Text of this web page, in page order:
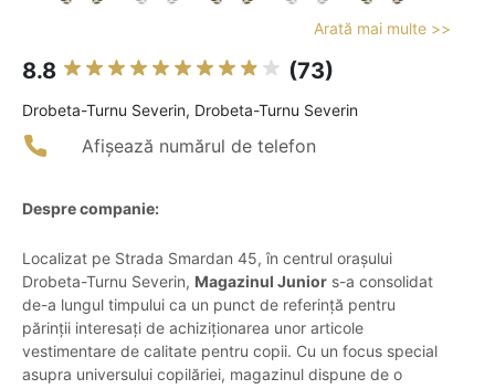
Arată mai multe >>
8.8 (73)
Drobeta-Turnu Severin, Drobeta-Turnu Severin
Afișează numărul de telefon
Despre companie:
Localizat pe Strada Smardan 45, în centrul orașului
Drobeta-Turnu Severin, Magazinul Junior s-a consolidat
de-a lungul timpului ca un punct de referință pentru
părinții interesați de achiziționarea unor articole
vestimentare de calitate pentru copii. Cu un focus special
asupra universului copilăriei, magazinul dispune de o